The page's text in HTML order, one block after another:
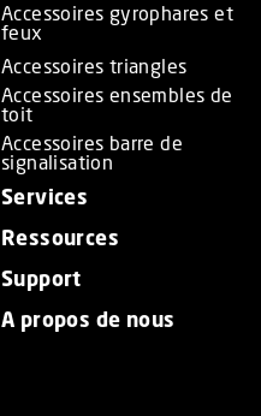
Accessoires gyrophares et
feux
Accessoires triangles
Accessoires ensembles de
toit
Accessoires barre de
signalisation
Services
Ressources
Support
A propos de nous